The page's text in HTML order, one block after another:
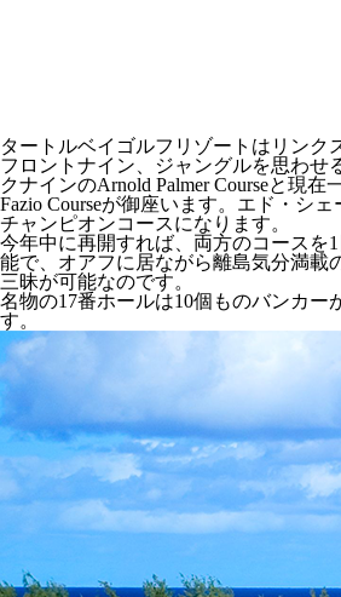
タートルベイゴルフリゾートはリンク
フロントナイン、ジャングルを思わせ
クナインのArnold Palmer Courseと現在
Fazio Courseが御座います。エド・シ
チャンピオンコースになります。
今年中に再開すれば、両方のコースを
能で、オアフに居ながら離島気分満載
三昧が可能なのです。
名物の17番ホールは10個ものバンカー
す。